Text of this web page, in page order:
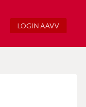
LOGIN AAVV